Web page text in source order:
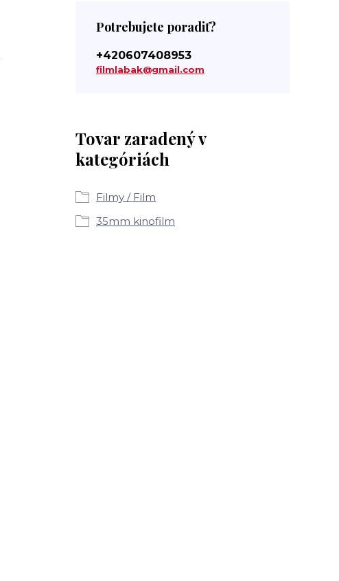
Tovar zaradený v
kategóriách
Filmy / Film
35mm kinofilm
Potrebujete poradiť?
+420607408953
filmlabak@gmail.com